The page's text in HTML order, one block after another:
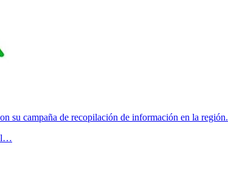
su campaña de recopilación de información en la región.